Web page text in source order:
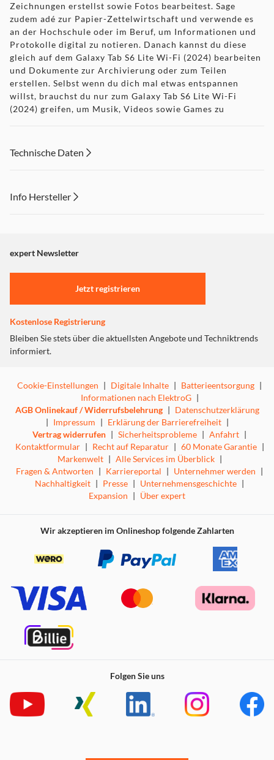
Zeichnungen erstellst sowie Fotos bearbeitest. Sage
zudem adé zur Papier-Zettelwirtschaft und verwende es
an der Hochschule oder im Beruf, um Informationen und
Protokolle digital zu notieren. Danach kannst du diese
gleich auf dem Galaxy Tab S6 Lite Wi-Fi (2024) bearbeiten
und Dokumente zur Archivierung oder zum Teilen
erstellen. Selbst wenn du dich mal etwas entspannen
willst, brauchst du nur zum Galaxy Tab S6 Lite Wi-Fi
(2024) greifen, um Musik, Videos sowie Games zu
Lieblings-Apps zu verwenden.
Technische Daten
Info Hersteller
"Marketing".
Einstellungen anpassen
expert Newsletter
Jetzt registrieren
Kostenlose Registrierung
Bleiben Sie stets über die aktuellsten Angebote und Techniktrends
informiert.
Cookie-Einstellungen | Digitale Inhalte | Batterieentsorgung |
Informationen nach ElektroG |
AGB Onlinekauf / Widerrufsbelehrung | Datenschutzerklärung
| Impressum | Erklärung der Barrierefreiheit |
Vertrag widerrufen | Sicherheitsprobleme | Anfahrt |
Kontaktformular | Recht auf Reparatur | 60 Monate Garantie |
Markenwelt | Alle Services im Überblick |
Fragen & Antworten | Karriereportal | Unternehmer werden |
Nachhaltigkeit | Presse | Unternehmensgeschichte |
Expansion | Über expert
Wir akzeptieren im Onlineshop folgende Zahlarten
Folgen Sie uns